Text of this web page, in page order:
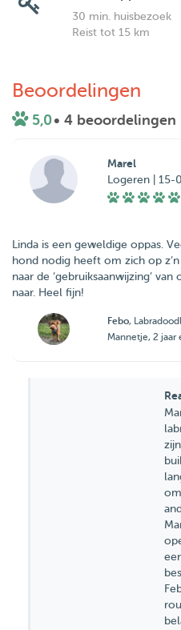
30 min. huisbezoek
Reist tot 15 km
Beoordelingen
5,0• 4 beoordelingen
Marel
Logeren | 15-
Linda is een geweldige oppas.
hond nodig heeft om zich op
naar de ‘gebruiksaanwijzing’
Febo,
Mannetje, 2 jaar